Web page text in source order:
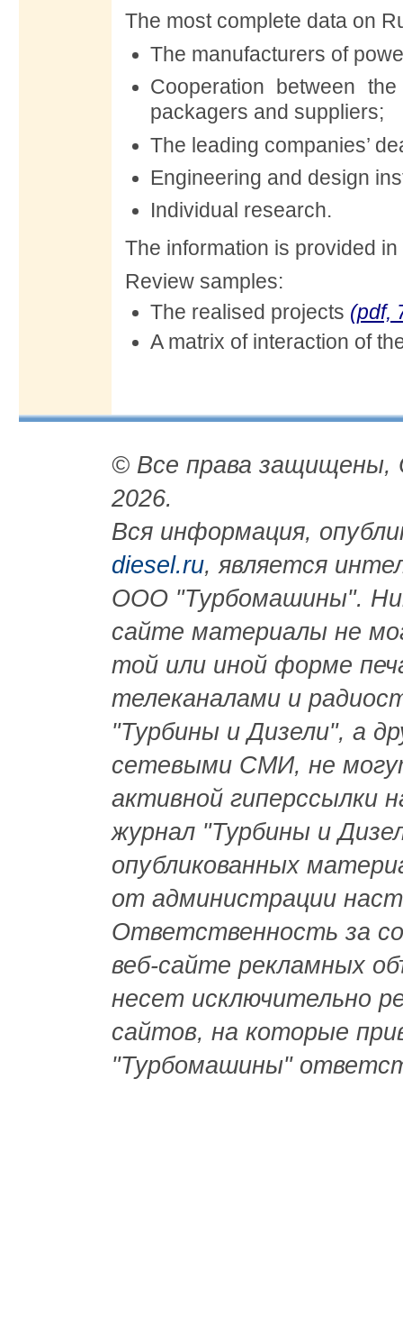
The most complete data on
The manufacturers of
Cooperation between
packagers and suppliers;
The leading companies’
Engineering and design
Individual research.
The information is provided
Review samples:
The realised projects (pdf,
A matrix of interaction of
© Все права
2026.
Вся информация,
diesel.ru, является
ООО "Турбомашины".
сайте материалы не
той или иной форме
телеканалами и
"Турбины и Дизели", а
сетевыми СМИ, не
активной гиперссылки
журнал "Турбины и
опубликованных
от администрации
Ответственность за
веб-сайте рекламных
несет исключительно
сайтов, на которые
"Турбомашины"